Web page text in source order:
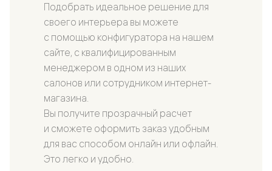
Подобрать идеальное решение для
своего интерьера вы можете
с помощью конфигуратора на нашем
сайте, с квалифицированным
менеджером в одном из наших
салонов или сотрудником интернет-
магазина.
Вы получите прозрачный расчет
и сможете оформить заказ удобным
для вас способом онлайн или офлайн.
Это легко и удобно.